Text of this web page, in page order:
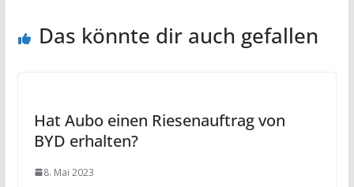
Das könnte dir auch gefallen
Hat Aubo einen Riesenauftrag von
BYD erhalten?
8. Mai 2023